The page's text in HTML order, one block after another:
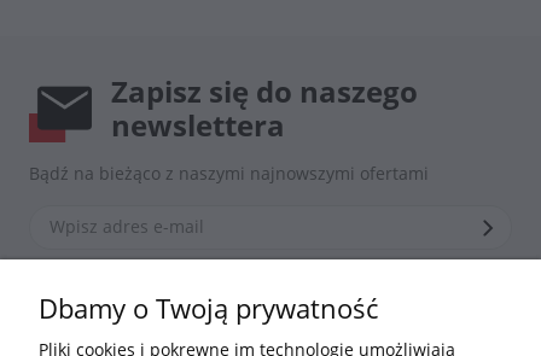
Zapisz się do naszego
newslettera
Bądź na bieżąco z naszymi najnowszymi ofertami
*Zapisując się zgadzasz się z nasząpolityką prywatności
Dbamy o Twoją prywatność
Pliki cookies i pokrewne im technologie umożliwiają